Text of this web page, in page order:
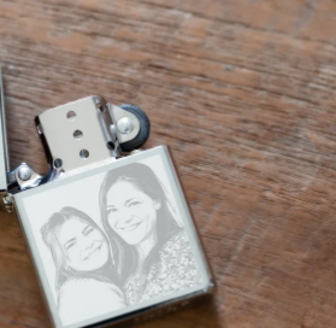
+15 000 avis)
Les clients nous attribuent
Reviews (total de tous les
présents).
en quelques étapes – avec
ou un message qui touche le cœur.
tout l’amour pour le moment idéal.